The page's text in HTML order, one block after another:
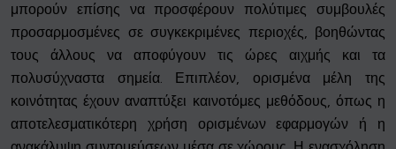
μπορούν επίσης να προσφέρουν πολύτιμες συμβουλές
προσαρμοσμένες σε συγκεκριμένες περιοχές, βοηθώντας
τους άλλους να αποφύγουν τις ώρες αιχμής και τα
πολυσύχναστα σημεία. Επιπλέον, ορισμένα μέλη της
κοινότητας έχουν αναπτύξει καινοτόμες μεθόδους, όπως η
αποτελεσματικότερη χρήση ορισμένων εφαρμογών ή η